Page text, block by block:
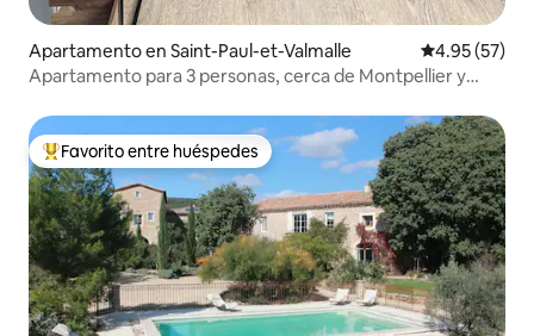
Apartamento en Saint-Paul-et-Valmalle Calificación
4.95 (57)
Apartamento para 3 personas, cerca de Montpellier y
Favorito entre huéspedes preferido
Favorito entre huéspedes